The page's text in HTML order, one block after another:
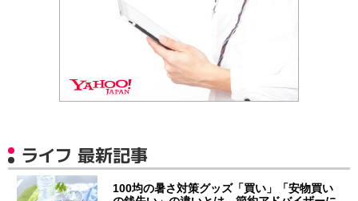
ライフ 最新記事
100均の暑さ対策グッズ「買い」「安物買い